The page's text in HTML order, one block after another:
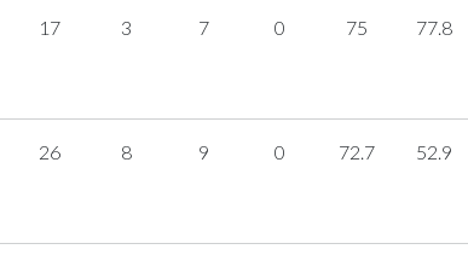
17 3 7 0 75 77.8
26 8 9 0 72.7 52.9